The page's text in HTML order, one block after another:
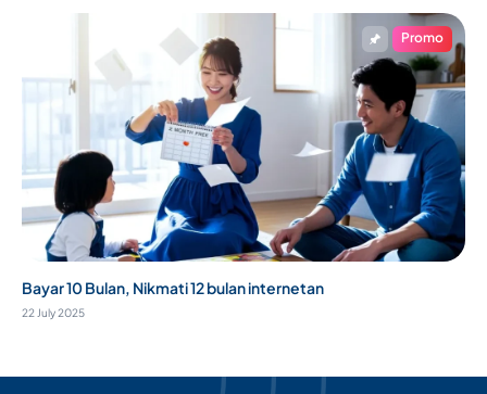
Promo
Bayar 10 Bulan, Nikmati 12 bulan internetan
22 July 2025